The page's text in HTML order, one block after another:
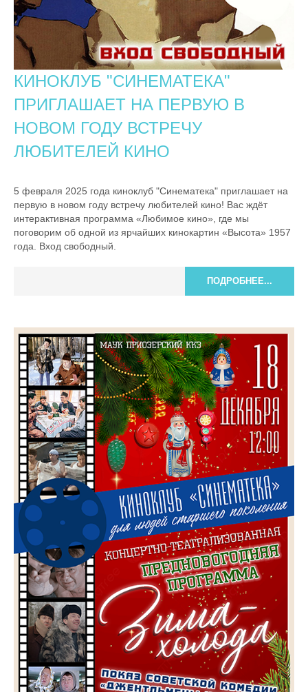
КИНОКЛУБ "СИНЕМАТЕКА"
ПРИГЛАШАЕТ НА ПЕРВУЮ В
НОВОМ ГОДУ ВСТРЕЧУ
ЛЮБИТЕЛЕЙ КИНО
5 февраля 2025 года киноклуб "Синематека" приглашает на
первую в новом году встречу любителей кино! Вас ждёт
интерактивная программа «Любимое кино», где мы
поговорим об одной из ярчайших кинокартин «Высота» 1957
года. Вход свободный.
ПОДРОБНЕЕ...